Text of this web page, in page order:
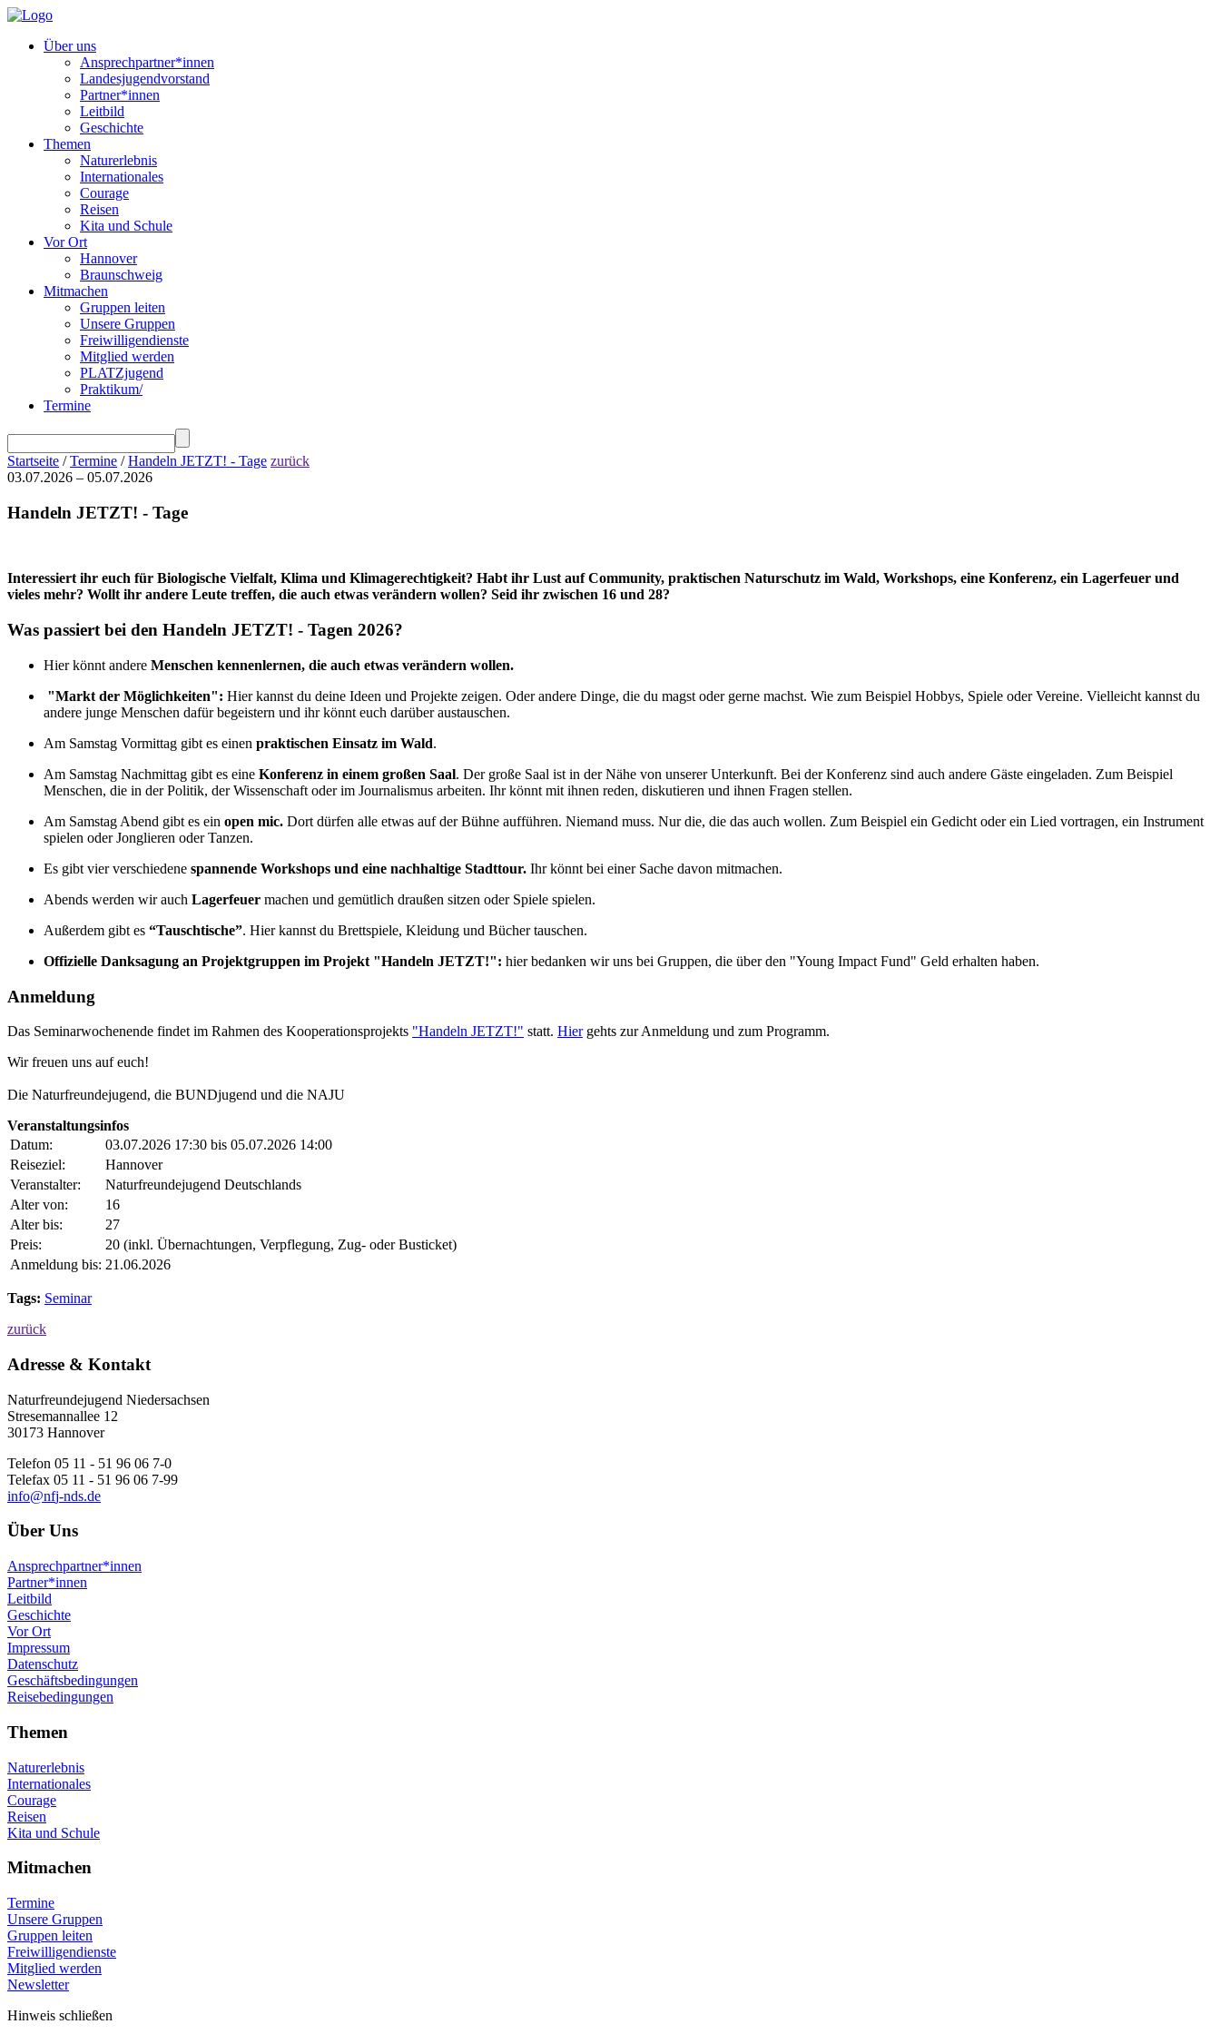
Über uns
Ansprechpartner*innen
Landesjugendvorstand
Partner*innen
Leitbild
Geschichte
Themen
Naturerlebnis
Internationales
Courage
Reisen
Kita und Schule
Vor Ort
Hannover
Braunschweig
Mitmachen
Gruppen leiten
Unsere Gruppen
Freiwilligendienste
Mitglied werden
PLATZjugend
Praktikum/
Termine
Startseite /Termine /Handeln JETZT! - Tage zurück
03.07.2026 – 05.07.2026
Handeln JETZT! - Tage
Interessiert ihr euch für Biologische Vielfalt, Klima und Klimagerechtigkeit? Habt ihr Lust auf Community, praktischen Naturschutz im Wald, Workshops, eine Konferenz, ein Lagerfeuer und
vieles mehr? Wollt ihr andere Leute treffen, die auch etwas verändern wollen? Seid ihr zwischen 16 und 28?
Was passiert bei den Handeln JETZT! - Tagen 2026?
Hier könnt andere Menschen kennenlernen, die auch etwas verändern wollen.
"Markt der Möglichkeiten": Hier kannst du deine Ideen und Projekte zeigen. Oder andere Dinge, die du magst oder gerne machst. Wie zum Beispiel Hobbys, Spiele oder Vereine. Vielleicht kannst du
andere junge Menschen dafür begeistern und ihr könnt euch darüber austauschen.
Am Samstag Vormittag gibt es einen praktischen Einsatz im Wald.
Am Samstag Nachmittag gibt es eine Konferenz in einem großen Saal. Der große Saal ist in der Nähe von unserer Unterkunft. Bei der Konferenz sind auch andere Gäste eingeladen. Zum Beispiel
Menschen, die in der Politik, der Wissenschaft oder im Journalismus arbeiten. Ihr könnt mit ihnen reden, diskutieren und ihnen Fragen stellen.
Am Samstag Abend gibt es ein open mic. Dort dürfen alle etwas auf der Bühne aufführen. Niemand muss. Nur die, die das auch wollen. Zum Beispiel ein Gedicht oder ein Lied vortragen, ein Instrument
spielen oder Jonglieren oder Tanzen.
Es gibt vier verschiedene spannende Workshops und eine nachhaltige Stadttour. Ihr könnt bei einer Sache davon mitmachen.
Abends werden wir auch Lagerfeuer machen und gemütlich draußen sitzen oder Spiele spielen.
Außerdem gibt es “Tauschtische”. Hier kannst du Brettspiele, Kleidung und Bücher tauschen.
Offizielle Danksagung an Projektgruppen im Projekt "Handeln JETZT!": hier bedanken wir uns bei Gruppen, die über den "Young Impact Fund" Geld erhalten haben.
Anmeldung
Das Seminarwochenende findet im Rahmen des Kooperationsprojekts "Handeln JETZT!" statt. Hiergehts zur Anmeldung und zum Programm.
Wir freuen uns auf euch!
Die Naturfreundejugend, die BUNDjugend und die NAJU
Veranstaltungsinfos
Datum:
03.07.2026 17:30 bis 05.07.2026 14:00
Reiseziel:
Hannover
Veranstalter:
Naturfreundejugend Deutschlands
Alter von:
16
Alter bis:
27
Preis:
20 (inkl. Übernachtungen, Verpflegung, Zug- oder Busticket)
Anmeldung bis: 21.06.2026
Tags: Seminar
zurück
Adresse & Kontakt
Naturfreundejugend Niedersachsen
Stresemannallee 12
30173 Hannover
Telefon 05 11 - 51 96 06 7-0
Telefax 05 11 - 51 96 06 7-99
info nfj-nds.de
Über Uns
Ansprechpartner*innen
Partner*innen
Leitbild
Geschichte
Vor Ort
Impressum
Datenschutz
Geschäftsbedingungen
Reisebedingungen
Themen
Naturerlebnis
Internationales
Courage
Reisen
Kita und Schule
Mitmachen
Termine
Unsere Gruppen
Gruppen leiten
Freiwilligendienste
Mitglied werden
Newsletter
Hinweis schließen